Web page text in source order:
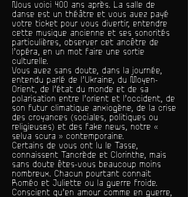
Nous voici 400 ans après. La salle de
danse est un théâtre et vous avez payé
votre ticket pour vous divertir, entendre
cette musique ancienne et ses sonorités
particulières, observer cet ancêtre de
l’opéra, en un mot faire une sortie
culturelle.
Vous avez sans doute, dans la journée,
entendu parlé de l’Ukraine, du Moyen-
Orient, de l’état du monde et de sa
polarisation entre l’orient et l’occident, de
son futur climatique anxiogène, de la crise
des croyances (sociales, politiques ou
religieuses) et des fake news, notre «
selva scura » contemporaine.
Certains de vous ont lu le Tasse,
connaissent Tancrède et Clorinthe, mais
sans doute êtes-vous beaucoup moins
nombreux. Chacun pourtant connait
Roméo et Juliette ou la guerre froide.
Conscient qu’en amour comme en guerre,